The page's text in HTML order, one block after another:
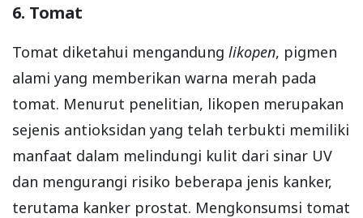
6. Tomat
Tomat diketahui mengandung likopen, pigmen
alami yang memberikan warna merah pada
tomat. Menurut penelitian, likopen merupakan
sejenis antioksidan yang telah terbukti memiliki
manfaat dalam melindungi kulit dari sinar UV
dan mengurangi risiko beberapa jenis kanker,
terutama kanker prostat. Mengkonsumsi tomat